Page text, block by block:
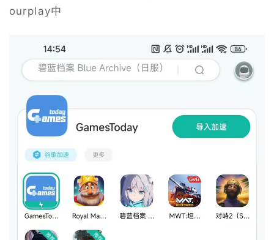
ourplay中